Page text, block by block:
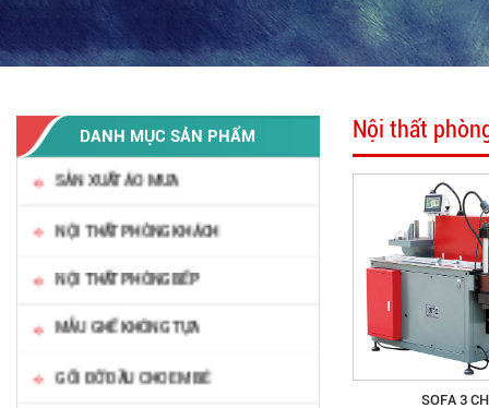
DANH MỤC SẢN PHẨM
SẢN XUẤT ÁO MƯA
NỘI THẤT PHÒNG KHÁCH
NỘI THẤT PHÒNG BẾP
MẪU GHẾ KHÔNG TỰA
GỐI ĐỠ ĐẦU CHO EM BÉ
Nội thất
SOFA 3